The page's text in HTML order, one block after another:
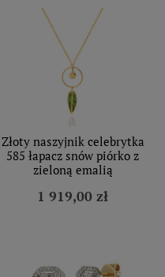
Złoty naszyjnik celebrytka
585 łapacz snów piórko z
zieloną emalią
1 919,00 zł